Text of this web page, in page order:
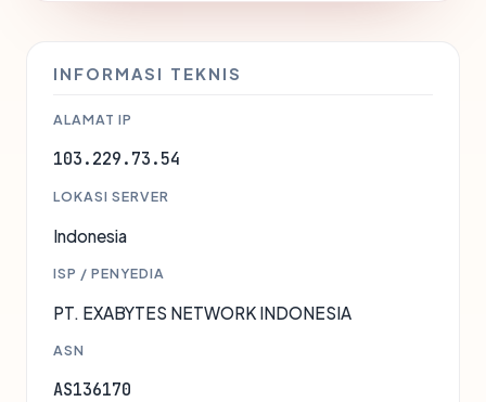
INFORMASI TEKNIS
ALAMAT IP
103.229.73.54
LOKASI SERVER
Indonesia
ISP / PENYEDIA
PT. EXABYTES NETWORK INDONESIA
ASN
AS136170